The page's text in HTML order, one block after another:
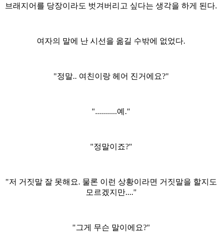
브래지어를 당장이라도 벗겨버리고 싶다는 생각을 하게 된다.
여자의 말에 난 시선을 옮길 수밖에 없었다.
"정말.. 여친이랑 헤어 진거에요?"
"...........예."
"정말이죠?"
"저 거짓말 잘 못해요. 물론 이런 상황이라면 거짓말을 할지도
모르겠지만...."
"그게 무슨 말이에요?"